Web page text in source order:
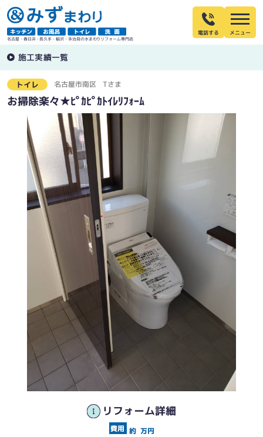
名古屋・春日井・長久手・稲沢・多治見の水まわりリフォーム専門店
電話する
施工実績一覧
トイレ 名古屋市南区 Tさま
お掃除楽々★ﾋﾟｶﾋﾟｶﾄｲﾚﾘﾌｫｰﾑ
リフォーム詳細
約 万円